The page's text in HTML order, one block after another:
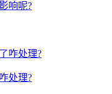
响呢?
处理?